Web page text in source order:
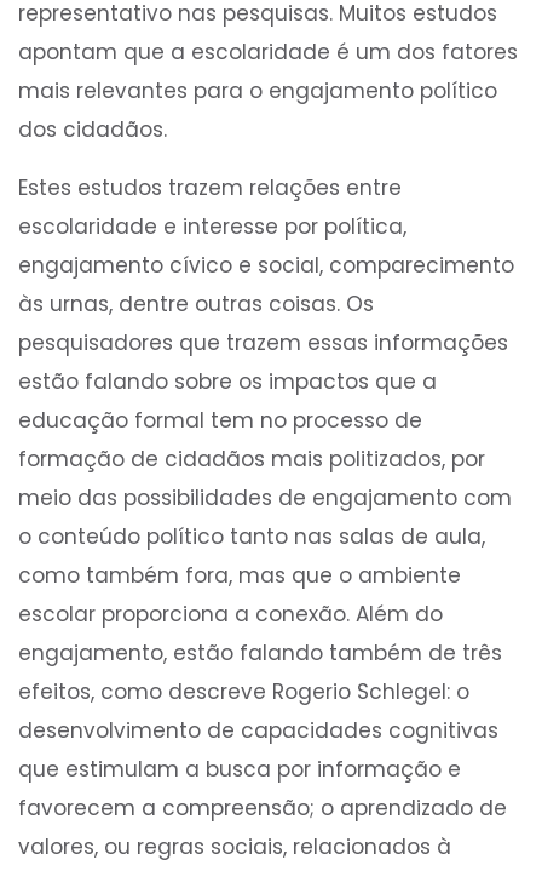
representativo nas pesquisas. Muitos estudos
apontam que a escolaridade é um dos fatores
mais relevantes para o engajamento político
dos cidadãos.
Estes estudos trazem relações entre
escolaridade e interesse por política,
engajamento cívico e social, comparecimento
às urnas, dentre outras coisas. Os
pesquisadores que trazem essas informações
estão falando sobre os impactos que a
educação formal tem no processo de
formação de cidadãos mais politizados, por
meio das possibilidades de engajamento com
o conteúdo político tanto nas salas de aula,
como também fora, mas que o ambiente
escolar proporciona a conexão. Além do
engajamento, estão falando também de três
efeitos, como descreve Rogerio Schlegel: o
desenvolvimento de capacidades cognitivas
que estimulam a busca por informação e
favorecem a compreensão; o aprendizado de
valores, ou regras sociais, relacionados à